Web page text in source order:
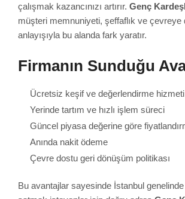
çalışmak kazancınızı artırır. Genç
müşteri memnuniyeti, şeffaflık ve çevreye
anlayışıyla bu alanda fark yaratır.
Firmanın Sunduğu
Ücretsiz keşif ve değerlendirme hizmeti
Yerinde tartım ve hızlı işlem süreci
Güncel piyasa değerine göre
Anında nakit ödeme
Çevre dostu geri dönüşüm politikası
Bu avantajlar sayesinde İstanbul